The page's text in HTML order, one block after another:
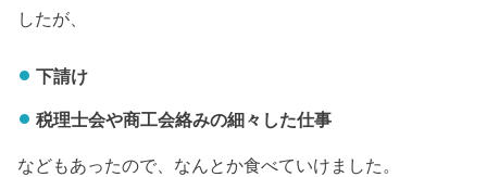
したが、
下請け
税理士会や商工会絡みの細々した仕事
などもあったので、なんとか食べていけました。